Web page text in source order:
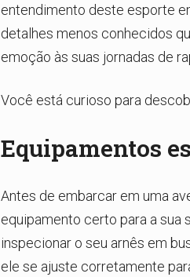
entendimento deste esporte
detalhes menos conhecidos
emoção às suas jornadas de
Você está curioso para
Equipamentos
Antes de embarcar em uma
equipamento certo para a sua
inspecionar o seu arnês em
ele se ajuste corretamente